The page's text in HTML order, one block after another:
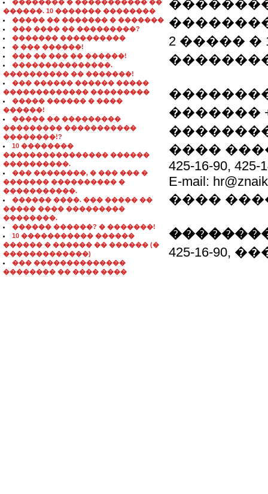
�������� � ����������� ��
������. 10 ������� ��������
����� �� ������� � �������
��� ���� �� ���������?
������� ����������
� ��� ������!
��� �� ��� �� ������!
���������������.
���������� �� �������!
��� ������ ������ �����
������������� ���������
����� ������ � ����
������!
����� �� ���������
��������� �����������
��������!?
10 ��������
���������������� ������
����������.
��� ��������, � ��� ��� �
������� ���������� �
�����������.
������ ����. ��� ����� ��
����� ���� ���������
��������.
������ ������? � �������!
10 ����������� ������
������ � ������ �� ������ (�
�������������)
��� ��������������
�������� �� ���� ����
2 ����� �
��������
��������
�������
����
425-16-90, 425-
E-mail:
����
425-16-